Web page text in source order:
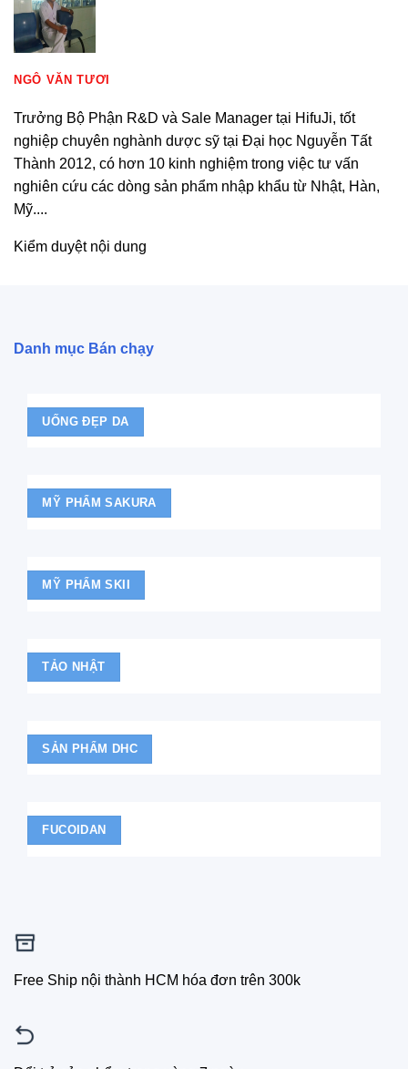
NGÔ VĂN TƯƠI
Trưởng Bộ Phận R&D và Sale Manager tại HifuJi, tốt
nghiệp chuyên nghành dược sỹ tại Đại học Nguyễn Tất
Thành 2012, có hơn 10 kinh nghiệm trong việc tư vấn
nghiên cứu các dòng sản phẩm nhập khẩu từ Nhật, Hàn,
Mỹ....
Kiểm duyệt nội dung
Danh mục Bán chạy
UỐNG ĐẸP DA
MỸ PHẨM SAKURA
MỸ PHẨM SKII
TẢO NHẬT
SẢN PHẨM DHC
FUCOIDAN
Free Ship nội thành HCM hóa đơn trên 300k